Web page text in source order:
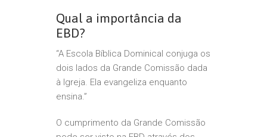
Qual a importância da
EBD?
“A Escola Bíblica Dominical conjuga os
dois lados da Grande Comissão dada
à Igreja. Ela evangeliza enquanto
ensina.”
O cumprimento da Grande Comissão